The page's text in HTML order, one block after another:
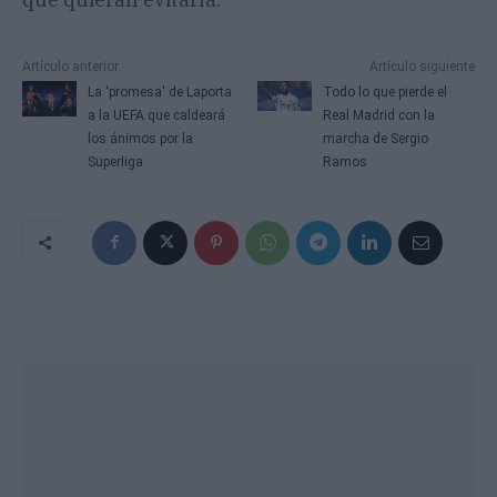
Artículo anterior
La 'promesa' de Laporta
a la UEFA que caldeará
los ánimos por la
Superliga
Artículo siguiente
Todo lo que pierde el
Real Madrid con la
marcha de Sergio
Ramos